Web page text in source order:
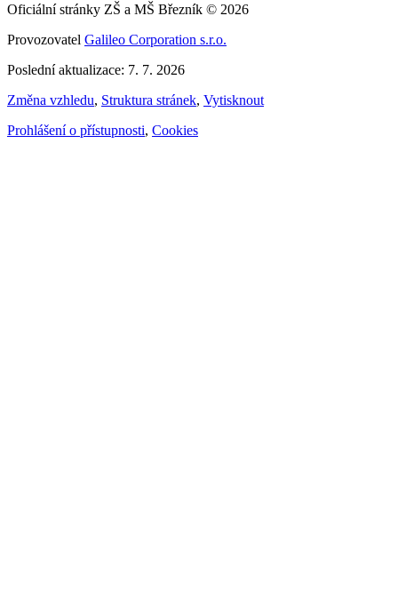
Oficiální stránky ZŠ a MŠ Březník © 2026
Provozovatel Galileo Corporation s.r.o.
Poslední aktualizace: 7. 7. 2026
Změna vzhledu, Struktura stránek, Vytisknout
Prohlášení o přístupnosti, Cookies